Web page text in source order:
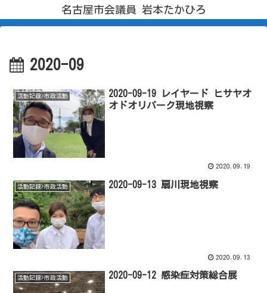
名古屋市会議員 岩本たかひろ
2020-09
活動記録>市政活動
2020-09-19 レイヤード ヒサヤオ
オドオリパーク現地視察
2020.09.19
活動記録>市政活動 2020-09-13 扇川現地視察
2020.09.13
活動記録>市政活動 2020-09-12 感染症対策総合展